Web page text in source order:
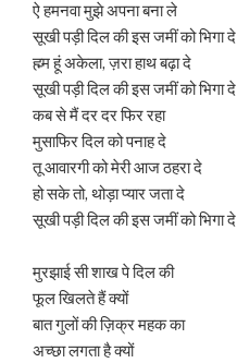
ऐ हमनवा मुझे अपना बना ले
सूखी पड़ी दिल की इस जमीं को भिगा दे
ह्म्म हूं अकेला, ज़रा हाथ बढ़ा दे
सूखी पड़ी दिल की इस जमीं को भिगा दे
कब से मैं दर दर फिर रहा
मुसाफिर दिल को पनाह दे
तू आवारगी को मेरी आज ठहरा दे
हो सके तो, थोड़ा प्यार जता दे
सूखी पड़ी दिल की इस जमीं को भिगा दे
मुरझाई सी शाख पे दिल की
फूल खिलते हैं क्यों
बात गुलों की ज़िक्र महक का
अच्छा लगता है क्यों